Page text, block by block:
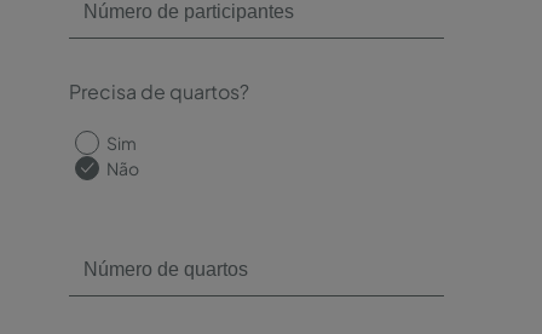
Precisa de quartos?
Sim
Não